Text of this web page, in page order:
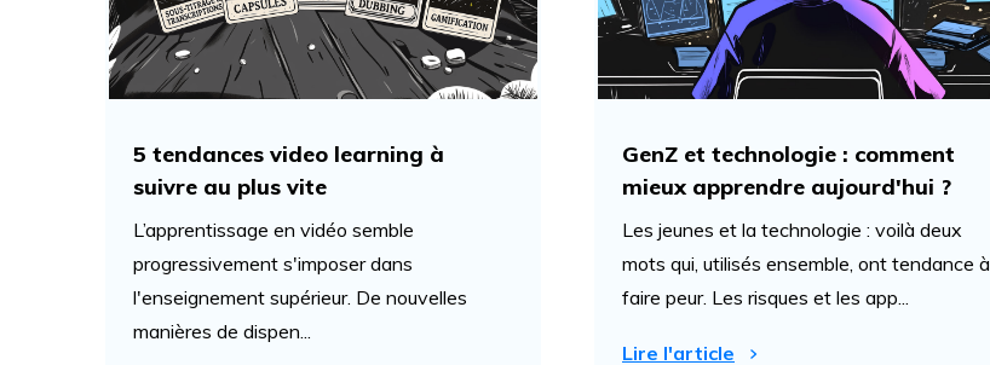
5 tendances video learning à
suivre au plus vite
L’apprentissage en vidéo semble
progressivement s'imposer dans
l'enseignement supérieur. De nouvelles
manières de dispen...
GenZ et technologie : comment
mieux apprendre aujourd'hui ?
Les jeunes et la technologie : voilà deux
mots qui, utilisés ensemble, ont tendance à
faire peur. Les risques et les app...
Lire l'article